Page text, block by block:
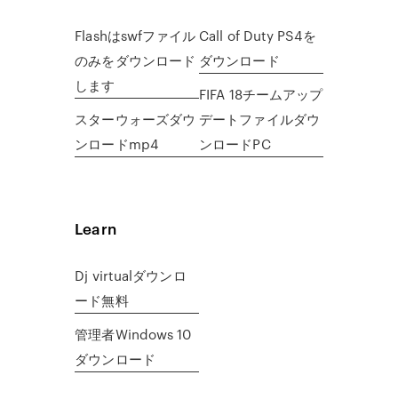
Flashはswfファイル
のみをダウンロード
します
スターウォーズダウ
ンロードmp4
Call of Duty PS4を
ダウンロード
FIFA 18チームアップ
デートファイルダウ
ンロードPC
Learn
Dj virtualダウンロ
ード無料
管理者Windows 10
ダウンロード